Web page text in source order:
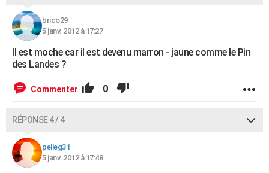
brico29
5 janv. 2012 à 17:27
Il est moche car il est devenu marron - jaune comme le Pin
des Landes ?
Commenter 0
RÉPONSE 4 / 4
pelleg31
5 janv. 2012 à 17:48